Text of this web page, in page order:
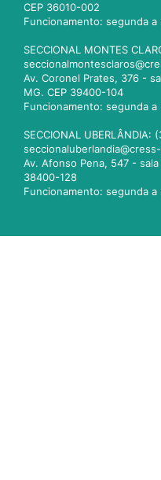
CEP 36010-002
Funcionamento: segunda a
SECCIONAL MONTES
Av. Coronel Prates, 376 -
MG. CEP 39400-104
Funcionamento: segunda a
SECCIONAL UBERLÂNDIA:
Av. Afonso Pena, 547 -
38400-128
Funcionamento: segunda a